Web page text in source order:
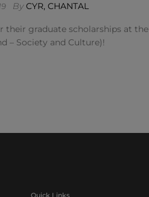
By CYR, CHANTAL
graduate scholarships at
– Society and Culture)!
Quick Links